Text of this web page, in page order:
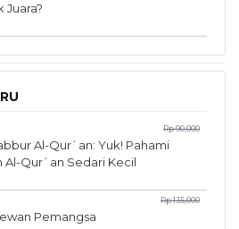
Juara?
Rp 90,000
Al-Qur`an: Yuk! Pahami
Al-Qur`an Sedari Kecil
Rp 135,000
Pemangsa